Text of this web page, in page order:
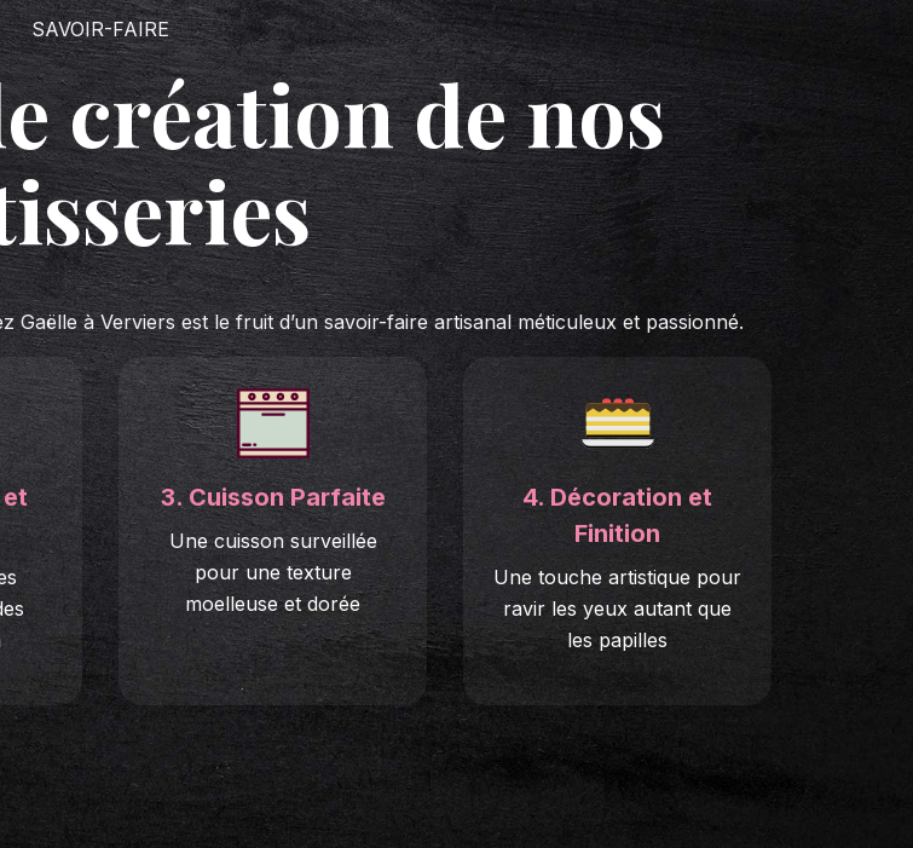
SAVOIR-FAIRE
création de nos
à Verviers est le fruit d’un savoir-faire artisanal méticuleux et passionné.
3. Cuisson Parfaite
Une cuisson surveillée
pour une texture
moelleuse et dorée
4. Décoration et
Finition
Une touche artistique pour
ravir les yeux autant que
les papilles